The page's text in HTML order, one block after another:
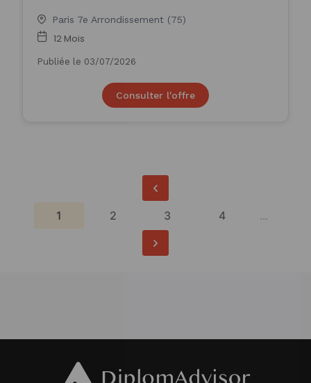
Paris 7e Arrondissement (75)
12 Mois
Publiée le 03/07/2026
Consulter l'offre
1 2 3 4 ...